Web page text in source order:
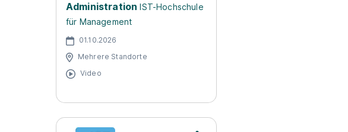
Administration IST-Hochschule
für Management
01.10.2026
Mehrere Standorte
Video